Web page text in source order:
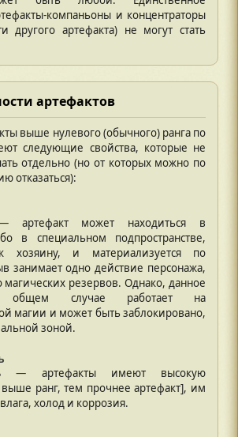
компаньоны и концентраторы
другого артефакта) не могут стать
артефактов
выше нулевого (обычного) ранга по
следующие свойства, которые не
отдельно (но от которых можно по
отказаться):
артефакт может находиться в
в специальном подпространстве,
хозяину, и материализуется по
занимает одно действие персонажа,
магических резервов. Однако, данное
общем случае работает на
магии и может быть заблокировано,
зоной.
— артефакты имеют высокую
ранг, тем прочнее артефакт], им
холод и коррозия.